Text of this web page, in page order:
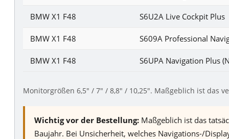
BMW X1 F48 S6U2A Live Cockpit Plus
BMW X1 F48 S609A Professional
BMW X1 F48 S6UPA Navigation Plus
Monitorgrößen 6,5″ / 7″ / 8,8″ / 10,25″. Maßgeblich ist das
Wichtig vor der Bestellung: Maßgeblich ist das
Baujahr. Bei Unsicherheit, welches Navigations-/